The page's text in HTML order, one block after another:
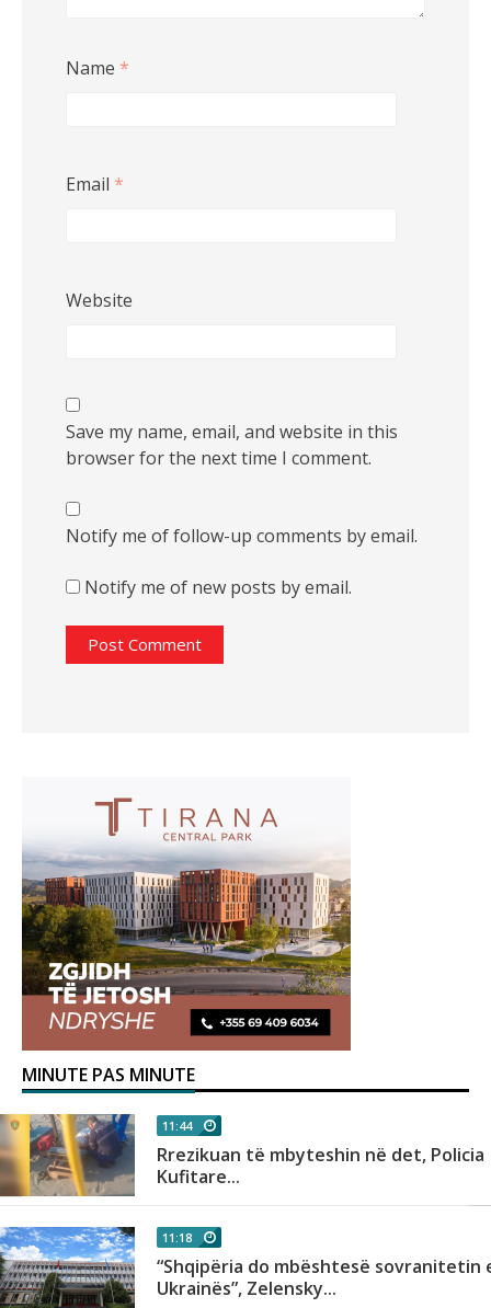
Name *
Email *
Website
Save my name, email, and website in this
browser for the next time I comment.
Notify me of follow-up comments by email.
Notify me of new posts by email.
MINUTE PAS MINUTE
11:44
Rrezikuan të mbyteshin në det, Policia
Kufitare...
11:18
“Shqipëria do mbështesë sovranitetin
Ukrainës”, Zelensky...